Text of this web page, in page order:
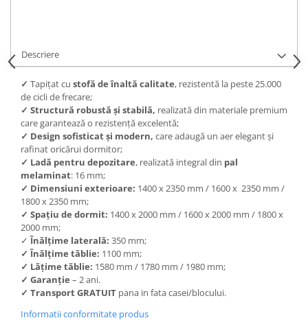
Descriere
✓ Tapițat cu stofă de înaltă calitate, rezistentă la peste 25.000
de cicli de frecare;
✓ Structură robustă și stabilă, realizată din materiale premium
care garantează o rezistență excelentă;
✓ Design sofisticat și modern, care adaugă un aer elegant și
rafinat oricărui dormitor;
✓ Ladă pentru depozitare, realizată integral din pal
melaminat: 16 mm;
✓ Dimensiuni exterioare: 1400 x 2350 mm / 1600 x 2350 mm /
1800 x 2350 mm;
✓ Spațiu de dormit: 1400 x 2000 mm / 1600 x 2000 mm / 1800 x
2000 mm;
✓Înălțime laterală: 350 mm;
✓ Înălțime tăblie: 1100 mm;
✓ Lățime tăblie: 1580 mm / 1780 mm / 1980 mm;
✓ Garanție – 2 ani.
✓ Transport GRATUIT pana in fata casei/blocului.
Informatii conformitate produs